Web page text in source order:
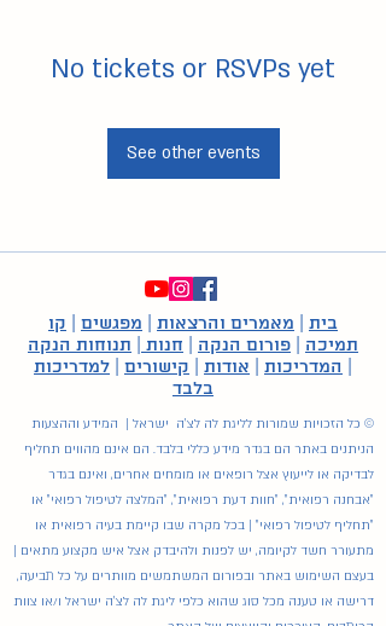
No tickets or RSVPs yet
See other events
בית מאמרים והרצאות מפגשים
קו
תמיכה
פורום הנקה חנות
תנוחות הנקה
המדריכות אודות קישורים
למדריכות
בלבד
© כל הזכויות שמורות לליגת לה לצ'ה ישראל | המידע וההצעות
הניתנים באתר הם בגדר מידע כללי בלבד. הם אינם מהווים תחליף
לבדיקה או לייעוץ אצל רופאים או מומחים אחרים, ואינם בגדר
"אבחנה רפואית", "חוות דעת רפואית", "המלצה לטיפול רפואי" או
"תחליף לטיפול רפואי" | בכל מקרה שבו קיימת בעיה רפואית או
מתעורר חשד לקיומה, יש לפנות ולהיבדק אצל איש מקצוע מתאים |
בעצם השימוש באתר ובפורום המשתמשים מוותרים על כל תביעה,
דרישה או טענה מכל סוג שהוא כלפי ליגת לה לצ'ה ישראל ו/או צוות